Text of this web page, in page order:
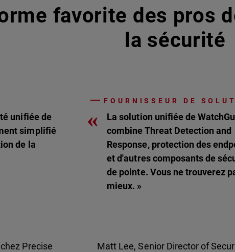
favorite des pros
la sécurité
unifiée de
simplifié
de la
Precise
FOURNISSEUR DE
«
La solution unifiée de
combine Threat Detection and
Response, protection des
et d'autres composants de
de pointe. Vous ne trouverez
mieux. »
Matt Lee, Senior Director of